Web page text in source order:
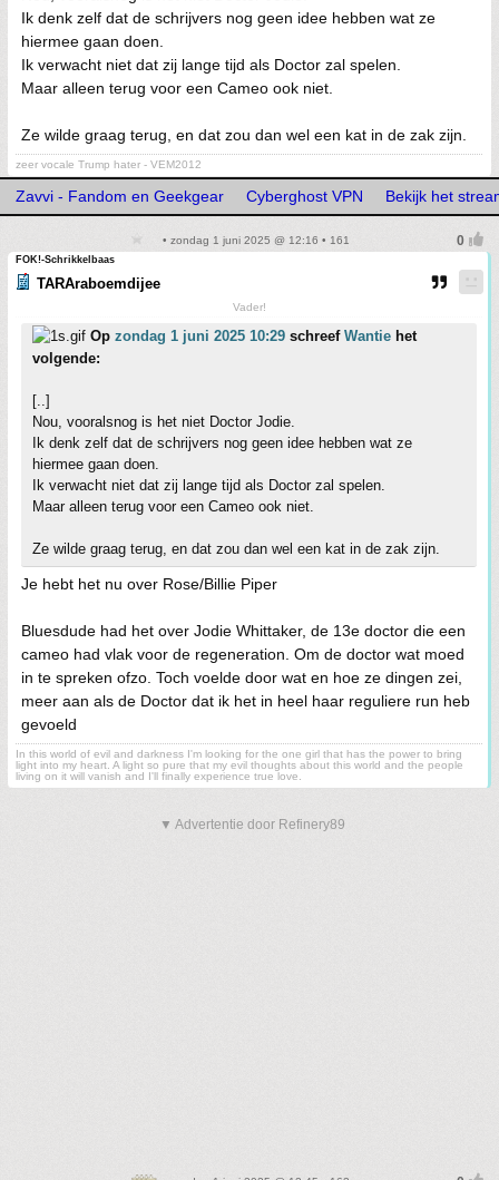
Ik denk zelf dat de schrijvers nog geen idee hebben wat ze
hiermee gaan doen.
Ik verwacht niet dat zij lange tijd als Doctor zal spelen.
Maar alleen terug voor een Cameo ook niet.
Ze wilde graag terug, en dat zou dan wel een kat in de zak zijn.
zeer vocale Trump hater - VEM2012
Zavvi - Fandom en Geekgear Cyberghost VPN Bekijk het
• zondag 1 juni 2025 @ 12:16 • 161
FOK!-Schrikkelbaas
TARAraboemdijee
Vader!
Op zondag 1 juni 2025 10:29 schreef Wantie het
volgende:
[..]
Nou, vooralsnog is het niet Doctor Jodie.
Ik denk zelf dat de schrijvers nog geen idee hebben wat ze
hiermee gaan doen.
Ik verwacht niet dat zij lange tijd als Doctor zal spelen.
Maar alleen terug voor een Cameo ook niet.
Ze wilde graag terug, en dat zou dan wel een kat in de zak zijn.
Je hebt het nu over Rose/Billie Piper
Bluesdude had het over Jodie Whittaker, de 13e doctor die een
cameo had vlak voor de regeneration. Om de doctor wat moed
in te spreken ofzo. Toch voelde door wat en hoe ze dingen zei,
meer aan als de Doctor dat ik het in heel haar reguliere run heb
gevoeld
In this world of evil and darkness I'm looking for the one girl that has the power to bring
light into my heart. A light so pure that my evil thoughts about this world and the people
living on it will vanish and I'll finally experience true love.
▼ Advertentie door Refinery89